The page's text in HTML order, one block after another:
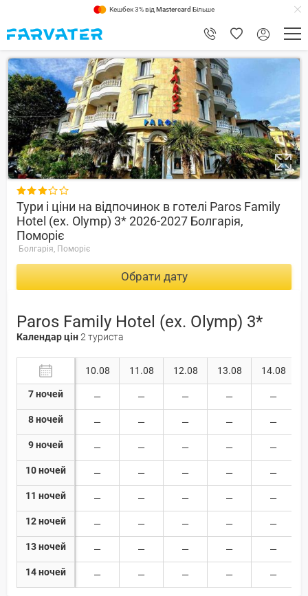
Кешбек 3% від Mastercard Більше

Тури і ціни на відпочинок в готелі Paros Family
Hotel (ex. Olymp) 3* 2026-2027 Болгарія,
Поморіє
Болгарія, Поморіє
Обрати дату
Paros Family Hotel (ex. Olymp) 3*
Календар цін2 туриста
7 ночей
8 ночей
9 ночей
10 ночей
11 ночей
12 ночей
13 ночей
14 ночей
10.08 11.08 12.08 13.08 14.08